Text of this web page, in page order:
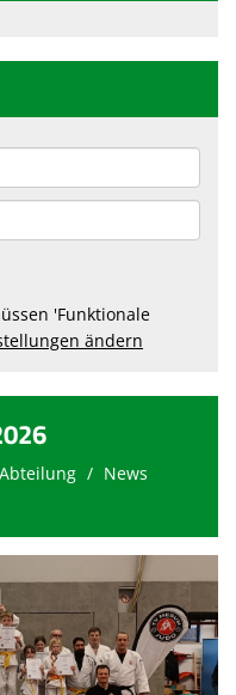
'Funktionale
ändern
Abteilung
News